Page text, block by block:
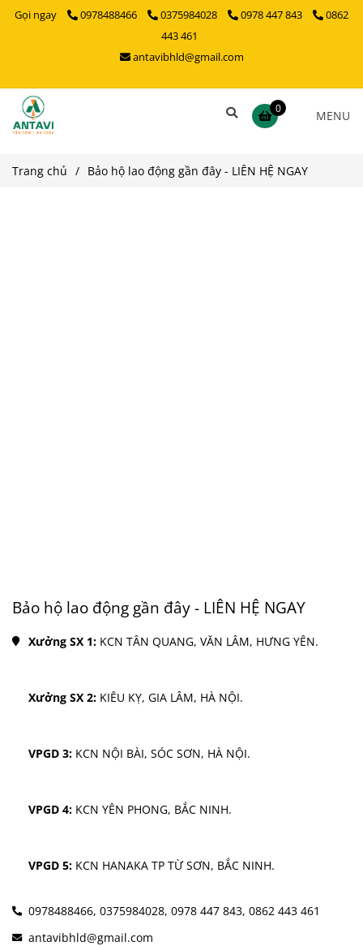
Gọi ngay 0978488466 0375984028 0978 447 843
0862
443 461
antavibhld@gmail.com
0 MENU
Trang chủ / Bảo hộ lao động gần đây - LIÊN HỆ NGAY
Bảo hộ lao động gần đây - LIÊN HỆ NGAY
Xưởng SX 1: KCN TÂN QUANG, VĂN LÂM, HƯNG YÊN.
Xưởng SX 2: KIÊU KỴ, GIA LÂM, HÀ NỘI.
VPGD 3: KCN NỘI BÀI, SÓC SƠN, HÀ NỘI.
VPGD 4: KCN YÊN PHONG, BẮC NINH.
VPGD 5: KCN HANAKA TP TỪ SƠN, BẮC NINH.
0978488466, 0375984028, 0978 447 843, 0862 443 461
antavibhld@gmail.com